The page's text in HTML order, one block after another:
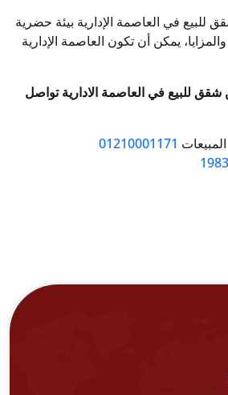
للبيع في العاصمة الإدارية بيئة حضرية
يمكن أن تكون العاصمة الإدارية
للبيع في العاصمة الادارية تواصل
01210001171